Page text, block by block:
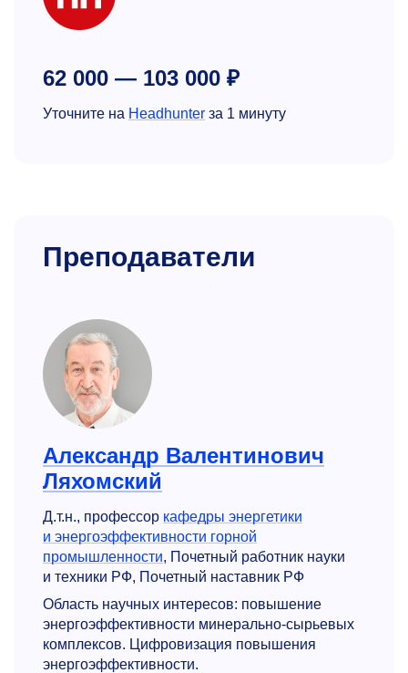
62 000 — 103 000 ₽
Уточните на Headhunter за 1 минуту
Преподаватели
Александр Валентинович
Ляхомский
Д.т.н., профессор кафедры энергетики
и энергоэффективности горной
промышленности, Почетный работник науки
и техники РФ, Почетный наставник РФ
Область научных интересов: повышение
энергоэффективности минерально-сырьевых
комплексов. Цифровизация повышения
энергоэффективности.